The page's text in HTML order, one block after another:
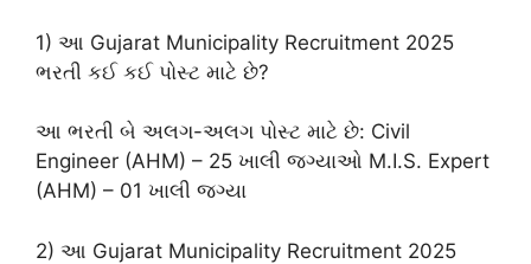
1) આ Gujarat Municipality Recruitment 2025
ભરતી કઈ કઈ પોસ્ટ માટે છે?
આ ભરતી બે અલગ-અલગ પોસ્ટ માટે છે: Civil
Engineer (AHM) – 25 ખાલી જગ્યાઓ M.I.S. Expert
(AHM) – 01 ખાલી જગ્યા
2) આ Gujarat Municipality Recruitment 2025